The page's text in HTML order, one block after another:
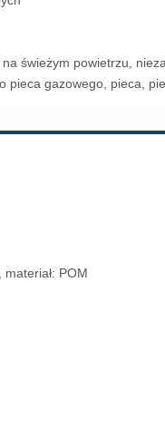
świeżym powietrzu,
gazowego, pieca,
： stop cynku
materiał: POM